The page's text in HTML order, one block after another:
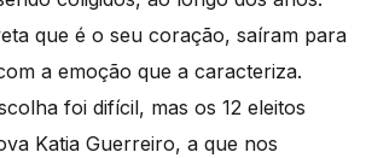
que é o seu coração, saíram para
a emoção que a caracteriza.
foi difícil, mas os 12 eleitos
Katia Guerreiro, a que nos